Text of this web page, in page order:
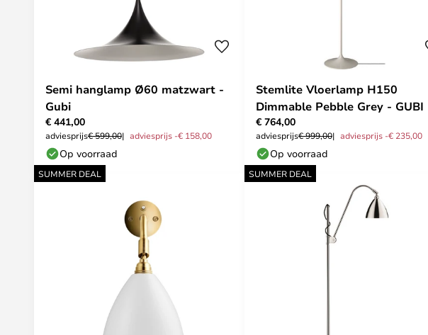
Semi hanglamp Ø60 matzwart -
Gubi
€ 441,00
adviesprijs€ 599,00 adviesprijs -€ 158,00
Op voorraad
Stemlite Vloerlamp H150
Dimmable Pebble Grey - GUBI
€ 764,00
adviesprijs€ 999,00 adviesprijs -€ 235,00
Op voorraad
SUMMER DEAL SUMMER DEAL